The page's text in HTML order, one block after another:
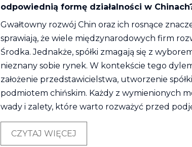
odpowiednią formę działalności w
Gwałtowny rozwój Chin oraz ich rosnące
sprawiają, że wiele międzynarodowych firm
Środka. Jednakże, spółki zmagają się z
nieznany sobie rynek. W kontekście tego
założenie przedstawicielstwa, utworzenie
podmiotem chińskim. Każdy z wymienionych
wady i zalety, które warto rozważyć przed
CZYTAJ WIĘCEJ